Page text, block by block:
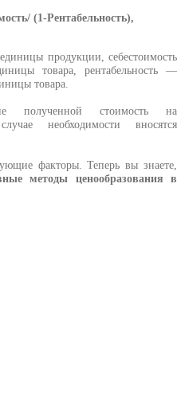
(1-Рентабельность),
продукции, себестоимость
товара, рентабельность —
товара.
полученной стоимость на
необходимости вносятся
факторы. Теперь вы знаете,
методы ценообразования в